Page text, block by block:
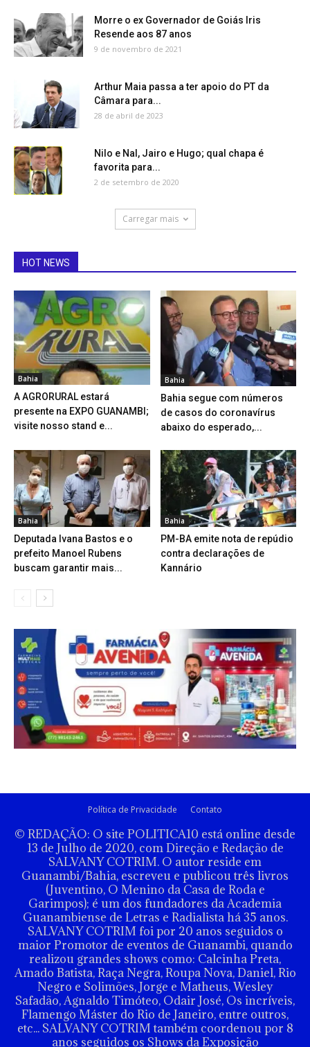
Morre o ex Governador de Goiás Iris
Resende aos 87 anos
9 de novembro de 2021
Arthur Maia passa a ter apoio do PT da
Câmara para...
28 de abril de 2023
Nilo e Nal, Jairo e Hugo; qual chapa é
favorita para...
2 de setembro de 2020
Carregar mais
HOT NEWS
Bahia
A AGRORURAL estará
presente na EXPO GUANAMBI;
visite nosso stand e...
Bahia
Bahia segue com números
de casos do coronavírus
abaixo do esperado,...
Bahia
Deputada Ivana Bastos e o
prefeito Manoel Rubens
buscam garantir mais...
Bahia
PM-BA emite nota de repúdio
contra declarações de
Kannário
Política de Privacidade Contato
© REDAÇÃO: O site POLITICA10 está online desde
13 de Julho de 2020, com Direção e Redação de
SALVANY COTRIM. O autor reside em
Guanambi/Bahia, escreveu e publicou três livros
(Juventino, O Menino da Casa de Roda e
Garimpos); é um dos fundadores da Academia
Guanambiense de Letras e Radialista há 35 anos.
SALVANY COTRIM foi por 20 anos seguidos o
maior Promotor de eventos de Guanambi, quando
realizou grandes shows como: Calcinha Preta,
Amado Batista, Raça Negra, Roupa Nova, Daniel, Rio
Negro e Solimões, Jorge e Matheus, Wesley
Safadão, Agnaldo Timóteo, Odair José, Os incríveis,
Flamengo Máster do Rio de Janeiro, entre outros,
etc... SALVANY COTRIM também coordenou por 8
anos seguidos os Shows da Exposição